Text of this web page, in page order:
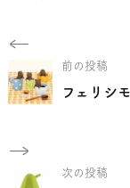
前の投稿
次の投稿